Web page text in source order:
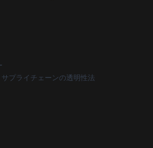
プライチェーンの透明性法